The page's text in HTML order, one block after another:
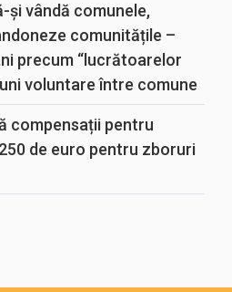
și vândă comunele,
comunitățile –
precum “lucrătoarelor
voluntare între comune
compensații pentru
de euro pentru zboruri